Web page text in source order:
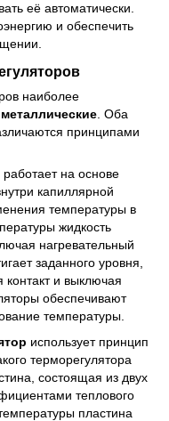
её автоматически.
и обеспечить
наиболее
. Оба
принципами
работает на основе
капиллярной
температуры в
жидкость
нагревательный
заданного уровня,
и выключая
обеспечивают
температуры.
использует принцип
терморегулятора
состоящая из двух
теплового
пластина